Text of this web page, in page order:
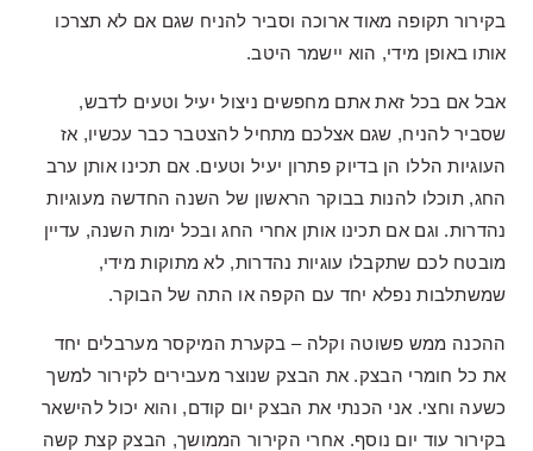
בקירור תקופה מאוד ארוכה וסביר להניח שגם אם לא תצרכו
אותו באופן מידי, הוא יישמר היטב.
אבל אם בכל זאת אתם מחפשים ניצול יעיל וטעים לדבש,
שסביר להניח, שגם אצלכם מתחיל להצטבר כבר עכשיו, אז
העוגיות הללו הן בדיוק פתרון יעיל וטעים. אם תכינו אותן ערב
החג, תוכלו להנות בבוקר הראשון של השנה החדשה מעוגיות
נהדרות. וגם אם תכינו אותן אחרי החג ובכל ימות השנה, עדיין
מובטח לכם שתקבלו עוגיות נהדרות, לא מתוקות מידי,
שמשתלבות נפלא יחד עם הקפה או התה של הבוקר.
ההכנה ממש פשוטה וקלה – בקערת המיקסר מערבלים יחד
את כל חומרי הבצק. את הבצק שנוצר מעבירים לקירור למשך
כשעה וחצי. אני הכנתי את הבצק יום קודם, והוא יכול להישאר
בקירור עוד יום נוסף. אחרי הקירור הממושך, הבצק קצת קשה